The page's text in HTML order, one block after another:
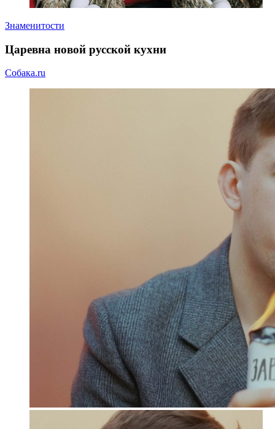
Знаменитости
Царевна новой русской кухни
Собака.ru